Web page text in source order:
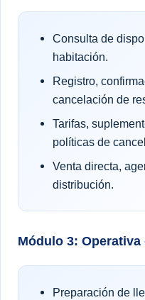
Consulta de
habitación.
Registro,
cancelación de
Tarifas,
políticas de
Venta directa,
distribución.
Módulo 3:
Preparación de